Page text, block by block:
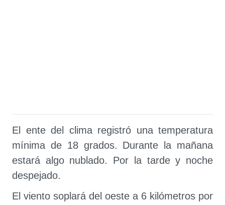
El ente del clima registró una temperatura
mínima de 18 grados. Durante la mañana
estará algo nublado. Por la tarde y noche
despejado.
El viento soplará del oeste a 6 kilómetros por